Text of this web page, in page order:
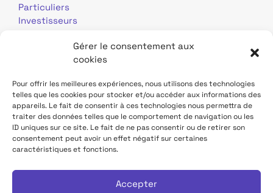
Gérer le consentement aux
cookies
Pour offrir les meilleures expériences, nous utilisons des technologies
telles que les cookies pour stocker et/ou accéder aux informations des
appareils. Le fait de consentir à ces technologies nous permettra de
traiter des données telles que le comportement de navigation ou les
ID uniques sur ce site. Le fait de ne pas consentir ou de retirer son
consentement peut avoir un effet négatif sur certaines
caractéristiques et fonctions.
Accepter
Particuliers
Investisseurs
Mentions légales Données personnelles
Contact Site TDF Infrastructure
Déclaration d'accessibilité